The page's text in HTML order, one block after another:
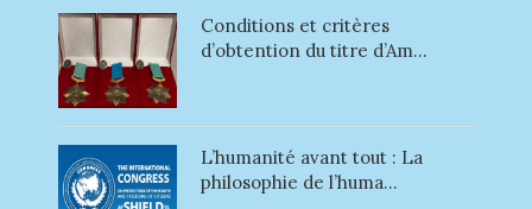
Conditions et critères
d’obtention du titre d’Am...
L’humanité avant tout : La
philosophie de l’huma...